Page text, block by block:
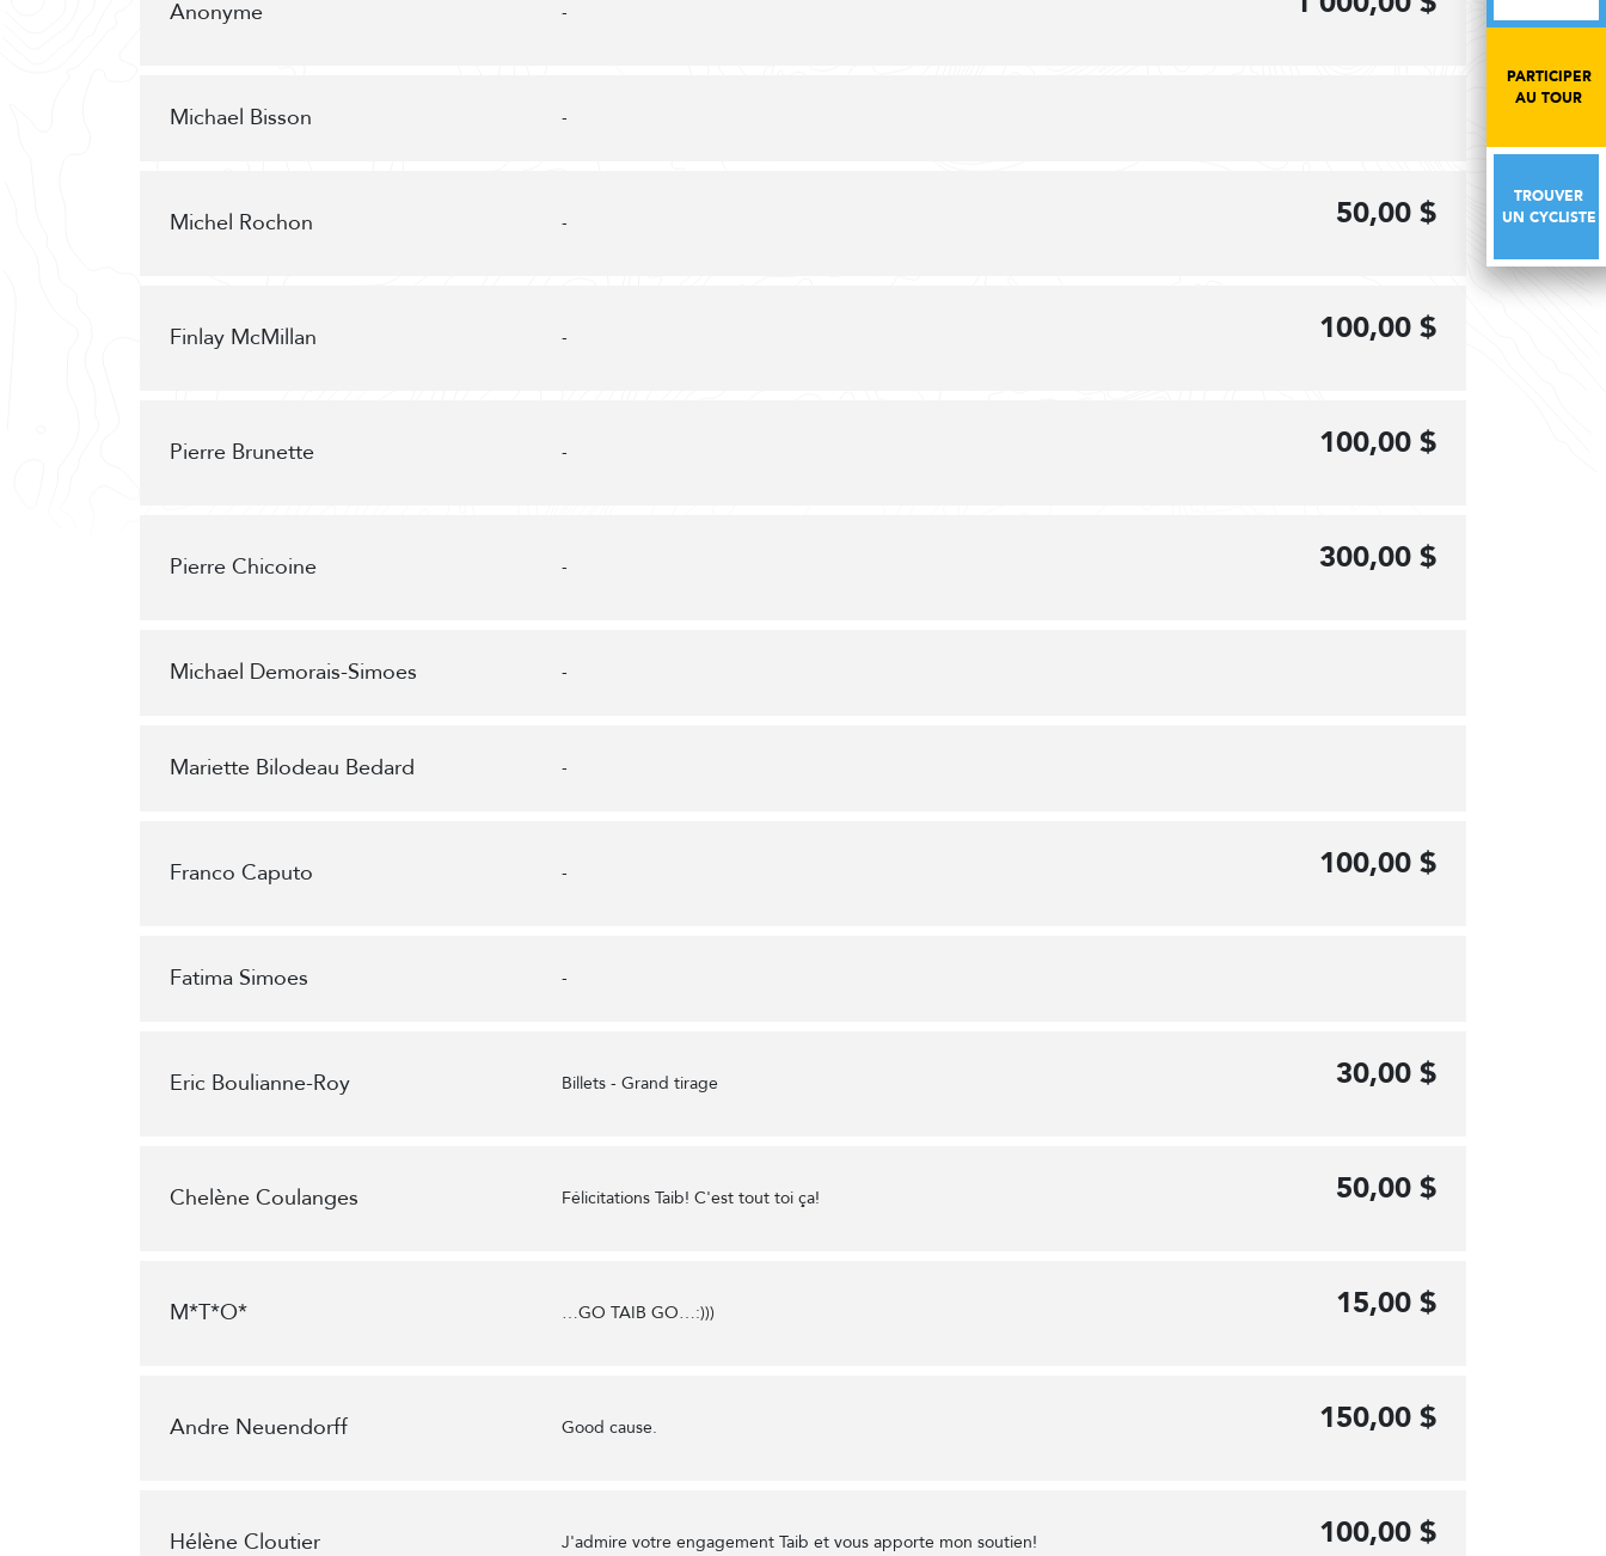
PARTICIPER
AU TOUR
TROUVER
UN CYCLISTE
Anonyme -
Michael Bisson -
Michel Rochon - 50,00 $
Finlay McMillan - 100,00 $
Pierre Brunette - 100,00 $
Pierre Chicoine - 300,00 $
Michael Demorais-Simoes -
Mariette Bilodeau Bedard -
Franco Caputo - 100,00 $
Fatima Simoes -
Eric Boulianne-Roy Billets - Grand tirage 30,00 $
Chelène Coulanges Félicitations Taib! C'est tout toi ça! 50,00 $
M*T*O* …GO TAIB GO…:))) 15,00 $
Andre Neuendorff Good cause. 150,00 $
Hélène Cloutier J'admire votre engagement Taib et vous apporte mon soutien! 100,00 $
PARTICIPER
AU TOUR
TROUVER
UN CYCLISTE